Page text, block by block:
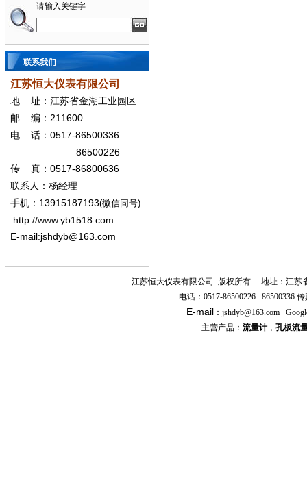
请输入关键字
联系我们
江苏恒大仪表有限公司
地
址：江苏省金湖工业园区
邮
编： 211600
电 话： 0517-86500336
86500226
传 真： 0517-86800636
联系人：杨经理
手机 ： 13915187193(微信同号)
http://www.yb1518.com
E-mail:jshdyb@163.com
江苏恒大仪表有限公司 版权所有
地址：江苏
电话： 0517-86500226 86500336 传
E-mail ： jshdyb@163.com
主营产品： 流量计， 孔板流